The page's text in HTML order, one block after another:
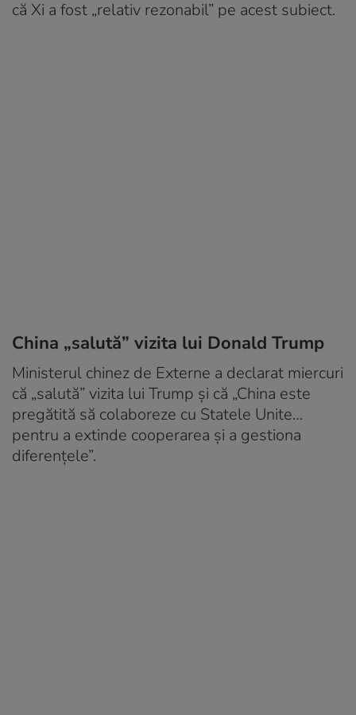
că Xi a fost „relativ rezonabil” pe acest subiect.
China „salută” vizita lui Donald Trump
Ministerul chinez de Externe a declarat miercuri
că „salută” vizita lui Trump și că „China este
pregătită să colaboreze cu Statele Unite…
pentru a extinde cooperarea și a gestiona
diferențele”.